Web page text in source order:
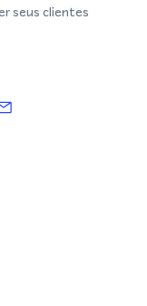
seus clientes